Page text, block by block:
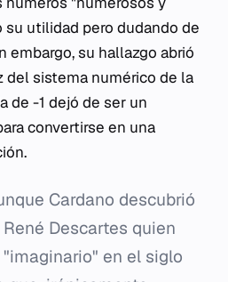
utilidad pero dudando de
embargo, su hallazgo abrió
del sistema numérico de la
de -1 dejó de ser un
convertirse en una
Cardano descubrió
Descartes quien
en el siglo